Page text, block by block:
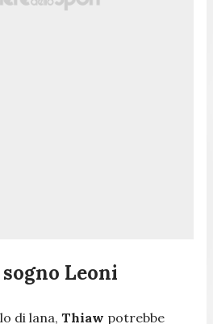
Leoni
di lana, Thiaw potrebbe